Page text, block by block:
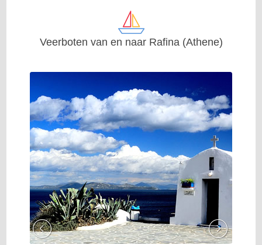
Veerboten van en naar Rafina (Athene)